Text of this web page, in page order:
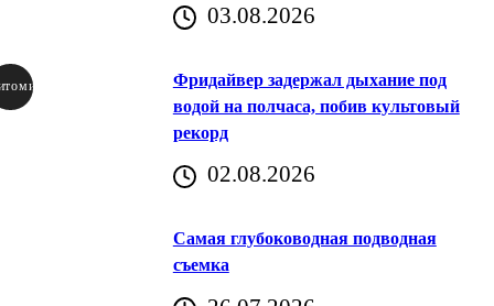
03.08.2026
Фридайвер задержал дыхание под
водой на полчаса, побив культовый
рекорд
02.08.2026
Самая глубоководная подводная
съемка